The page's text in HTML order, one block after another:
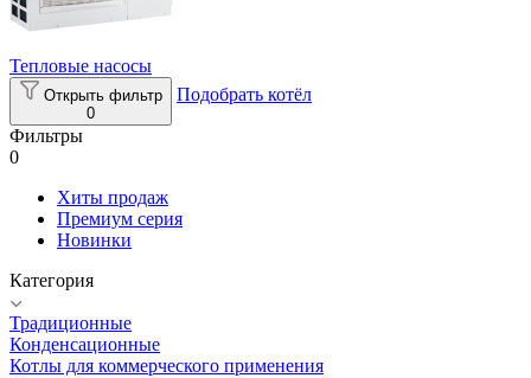
Тепловые насосы
Открыть фильтр
0
Подобрать котёл
Фильтры
0
Хиты продаж
Премиум серия
Новинки
Категория
Традиционные
Конденсационные
Котлы для коммерческого применения